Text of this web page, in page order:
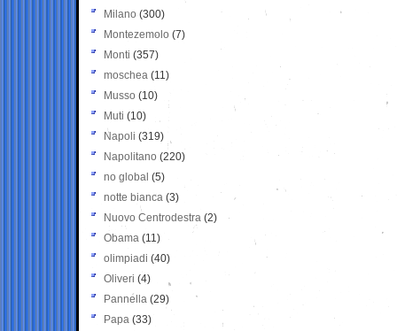
Milano (300)
Montezemolo (7)
Monti (357)
moschea (11)
Musso (10)
Muti (10)
Napoli (319)
Napolitano (220)
no global (5)
notte bianca (3)
Nuovo Centrodestra (2)
Obama (11)
olimpiadi (40)
Oliveri (4)
Pannella (29)
Papa (33)